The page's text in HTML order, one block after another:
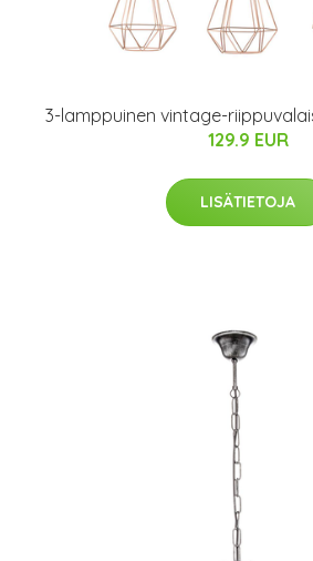
3-lamppuinen vintage-
129.9 EUR
LISÄTIETOJA